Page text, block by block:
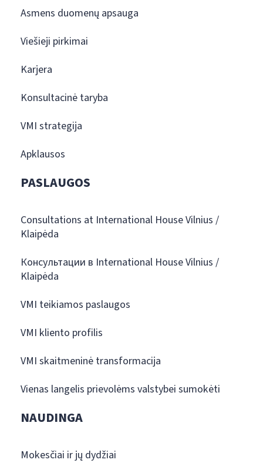
Asmens duomenų apsauga
Viešieji pirkimai
Karjera
Konsultacinė taryba
VMI strategija
Apklausos
PASLAUGOS
Consultations at International House Vilnius /
Klaipėda
Консультации в International House Vilnius /
Klaipėda
VMI teikiamos paslaugos
VMI kliento profilis
VMI skaitmeninė transformacija
Vienas langelis prievolėms valstybei sumokėti
NAUDINGA
Mokesčiai ir jų dydžiai